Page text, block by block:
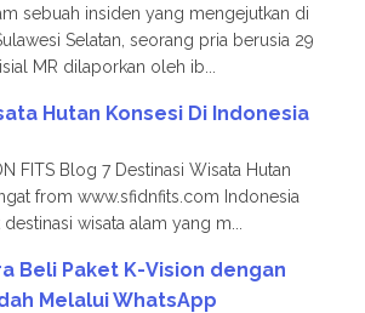
sebuah insiden yang mengejutkan di
Selatan, seorang pria berusia 29
MR dilaporkan oleh ib...
Hutan Konsesi Di Indonesia
FITS Blog 7 Destinasi Wisata Hutan
from www.sfidnfits.com Indonesia
wisata alam yang m...
Beli Paket K-Vision dengan
Melalui WhatsApp